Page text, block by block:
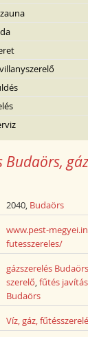
Budaörs,
2040, Budaörs
www.pest-
futesszereles/
gázszerelés Budaörs
szerelő,fűtés javítás
Budaörs
Víz, gáz,